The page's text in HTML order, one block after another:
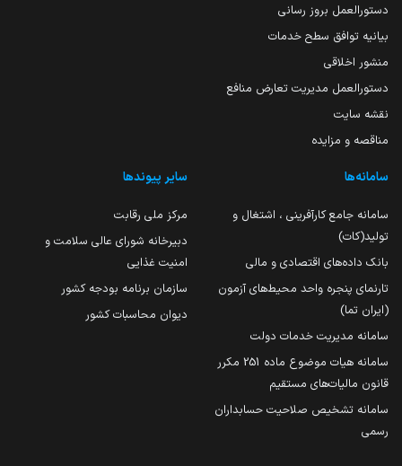
دستورالعمل بروز رسانی
بیانیه توافق سطح خدمات
منشور اخلاقی
دستورالعمل مدیریت تعارض منافع
نقشه سایت
مناقصه و مزایده
سامانه‌ها
سامانه جامع کارآفرینی ، اشتغال و
تولید(کات)
بانک داده‌های اقتصادی و مالی
تارنمای پنجره واحد محیط‌های آزمون
(ایران تما)
سامانه مدیریت خدمات دولت
سامانه هیات موضوع ماده 251 مکرر
قانون مالیات‌های مستقیم
سامانه تشخیص صلاحیت حسابداران
رسمی
سایر پیوندها
مرکز ملی رقابت
دبیرخانه شورای عالی سلامت و
امنیت غذایی
سازمان برنامه بودجه کشور
دیوان محاسبات کشور